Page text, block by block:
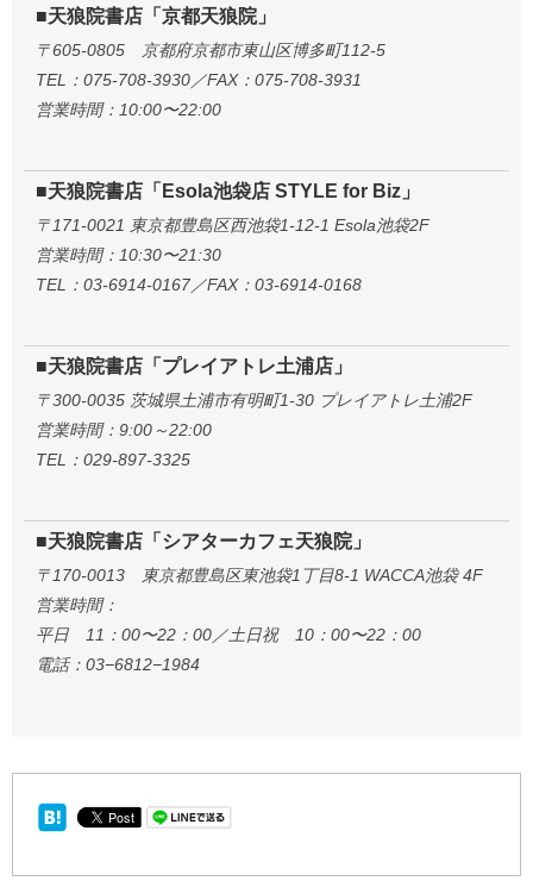
■天狼院書店「京都天狼院」
〒605-0805 京都府京都市東山区博多町112-5
TEL：075-708-3930／FAX：075-708-3931
営業時間：10:00〜22:00
■天狼院書店「Esola池袋店 STYLE for Biz」
〒171-0021 東京都豊島区西池袋1-12-1 Esola池袋2F
営業時間：10:30〜21:30
TEL：03-6914-0167／FAX：03-6914-0168
■天狼院書店「プレイアトレ土浦店」
〒300-0035 茨城県土浦市有明町1-30 プレイアトレ土浦2F
営業時間：9:00～22:00
TEL：029-897-3325
■天狼院書店「シアターカフェ天狼院」
〒170-0013 東京都豊島区東池袋1丁目8-1 WACCA池袋 4F
営業時間：
平日 11：00〜22：00／土日祝 10：00〜22：00
電話：03−6812−1984